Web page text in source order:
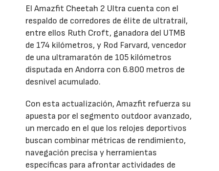
El Amazfit Cheetah 2 Ultra cuenta con el
respaldo de corredores de élite de ultratrail,
entre ellos Ruth Croft, ganadora del UTMB
de 174 kilómetros, y Rod Farvard, vencedor
de una ultramaratón de 105 kilómetros
disputada en Andorra con 6.800 metros de
desnivel acumulado.
Con esta actualización, Amazfit refuerza su
apuesta por el segmento outdoor avanzado,
un mercado en el que los relojes deportivos
buscan combinar métricas de rendimiento,
navegación precisa y herramientas
específicas para afrontar actividades de